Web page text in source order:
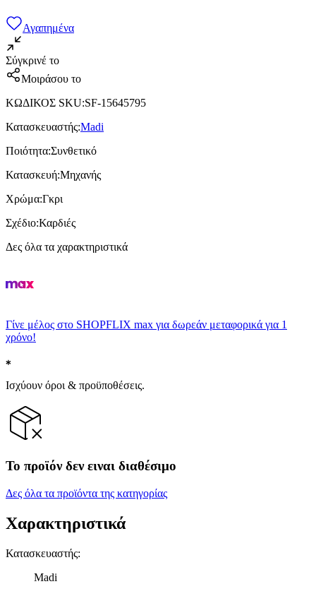
Αγαπημένα
Σύγκρινέ το
Μοιράσου το
ΚΩΔΙΚΟΣ SKU:SF-15645795
Κατασκευαστής:Madi
Ποιότητα:Συνθετικό
Κατασκευή:Μηχανής
Χρώμα:Γκρι
Σχέδιο:Καρδιές
Δες όλα τα χαρακτηριστικά
Γίνε μέλος στο SHOPFLIX max για δωρεάν μεταφορικά για 1
χρόνο!
Ισχύουν όροι & προϋποθέσεις.
Το προϊόν δεν ειναι διαθέσιμο
Δες όλα τα προϊόντα της κατηγορίας
Χαρακτηριστικά
Κατασκευαστής:
Madi